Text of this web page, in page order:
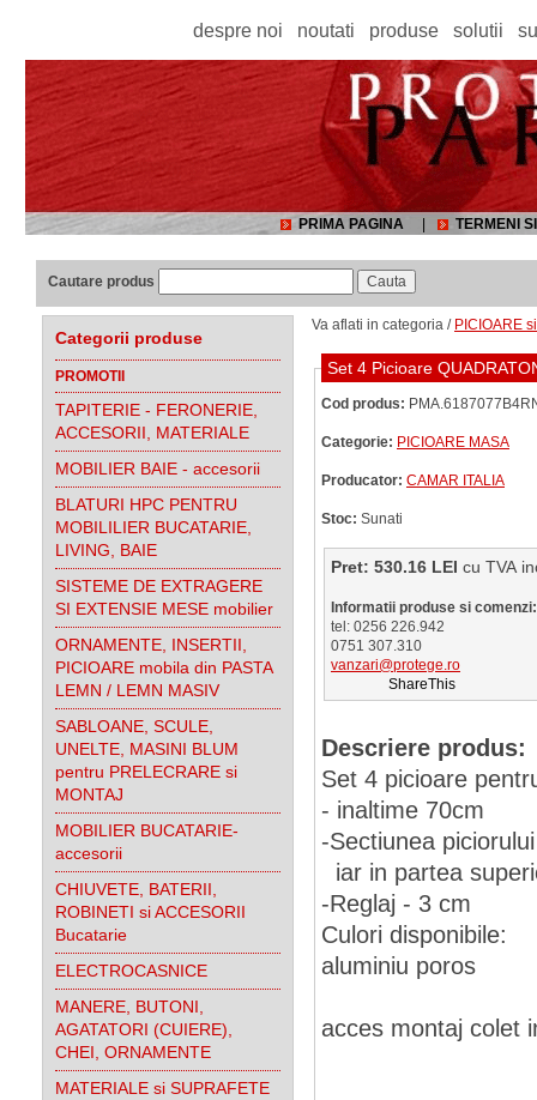
despre noi noutati produse solutii
PRIMA PAGINA TERMENI
Cautare produs
Categorii produse
PROMOTII
TAPITERIE - FERONERIE,
ACCESORII, MATERIALE
MOBILIER BAIE - accesorii
BLATURI HPC PENTRU
MOBILILIER BUCATARIE,
LIVING, BAIE
SISTEME DE EXTRAGERE
SI EXTENSIE MESE mobilier
ORNAMENTE, INSERTII,
PICIOARE mobila din PASTA
LEMN / LEMN MASIV
SABLOANE, SCULE,
UNELTE, MASINI BLUM
pentru PRELECRARE si
MONTAJ
MOBILIER BUCATARIE-
accesorii
CHIUVETE, BATERII,
ROBINETI si ACCESORII
Bucatarie
ELECTROCASNICE
MANERE, BUTONI,
AGATATORI (CUIERE),
CHEI, ORNAMENTE
MATERIALE si SUPRAFETE
Va aflati in categoria / PICIOARE
Set 4 Picioare
Cod produs:
Categorie: PICIOARE MASA
Producator: CAMAR ITALIA
Stoc: Sunati
Pret: 530.16 LEI cu
Informatii produse si comenzi:
tel: 0256 226.942
0751 307.310
vanzari@protege.ro
ShareThis
Descriere produs:
Set 4 picioare
- inaltime 70cm
-Sectiunea
iar in partea
-Reglaj - 3 cm
Culori disponibile:
aluminiu poros
acces montaj colet